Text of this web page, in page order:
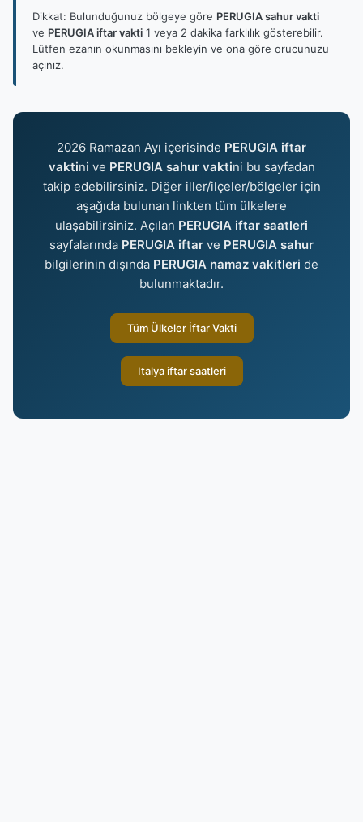
Dikkat: Bulunduğunuz bölgeye göre PERUGIA sahur vakti
ve PERUGIA iftar vakti 1 veya 2 dakika farklılık gösterebilir.
Lütfen ezanın okunmasını bekleyin ve ona göre orucunuzu
açınız.
2026 Ramazan Ayı içerisinde PERUGIA iftar
vaktini ve PERUGIA sahur vaktini bu sayfadan
takip edebilirsiniz. Diğer iller/ilçeler/bölgeler için
aşağıda bulunan linkten tüm ülkelere
ulaşabilirsiniz. Açılan PERUGIA iftar saatleri
sayfalarında PERUGIA iftar ve PERUGIA sahur
bilgilerinin dışında PERUGIA namaz vakitleri de
bulunmaktadır.
Tüm Ülkeler İftar Vakti
Italya iftar saatleri